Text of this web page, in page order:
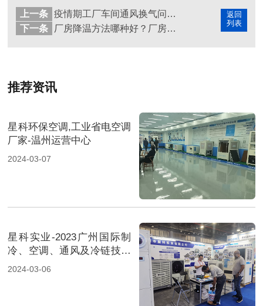
返回
列表
上一条
疫情期工厂车间通风换气问题,星科环保空调来解决！
下一条
厂房降温方法哪种好？厂房降温设备哪家强？
推荐资讯
星科环保空调,工业省电空调
厂家-温州运营中心
2024-03-07
星科实业-2023广州国际制
冷、空调、通风及冷链技术
展览会-2
2024-03-06